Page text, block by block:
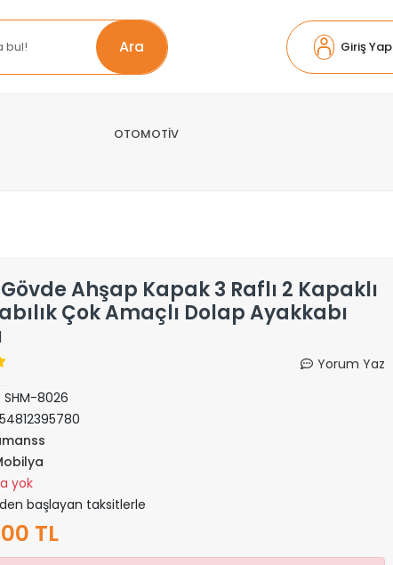
Ara Giriş Yap
OTOMOTİV
Ahşap Kapak 3 Raflı 2 Kapaklı
Çok Amaçlı Dolap Ayakkabı
Yorum Yaz
SHM-8026
yok
başlayan taksitlerle
TL